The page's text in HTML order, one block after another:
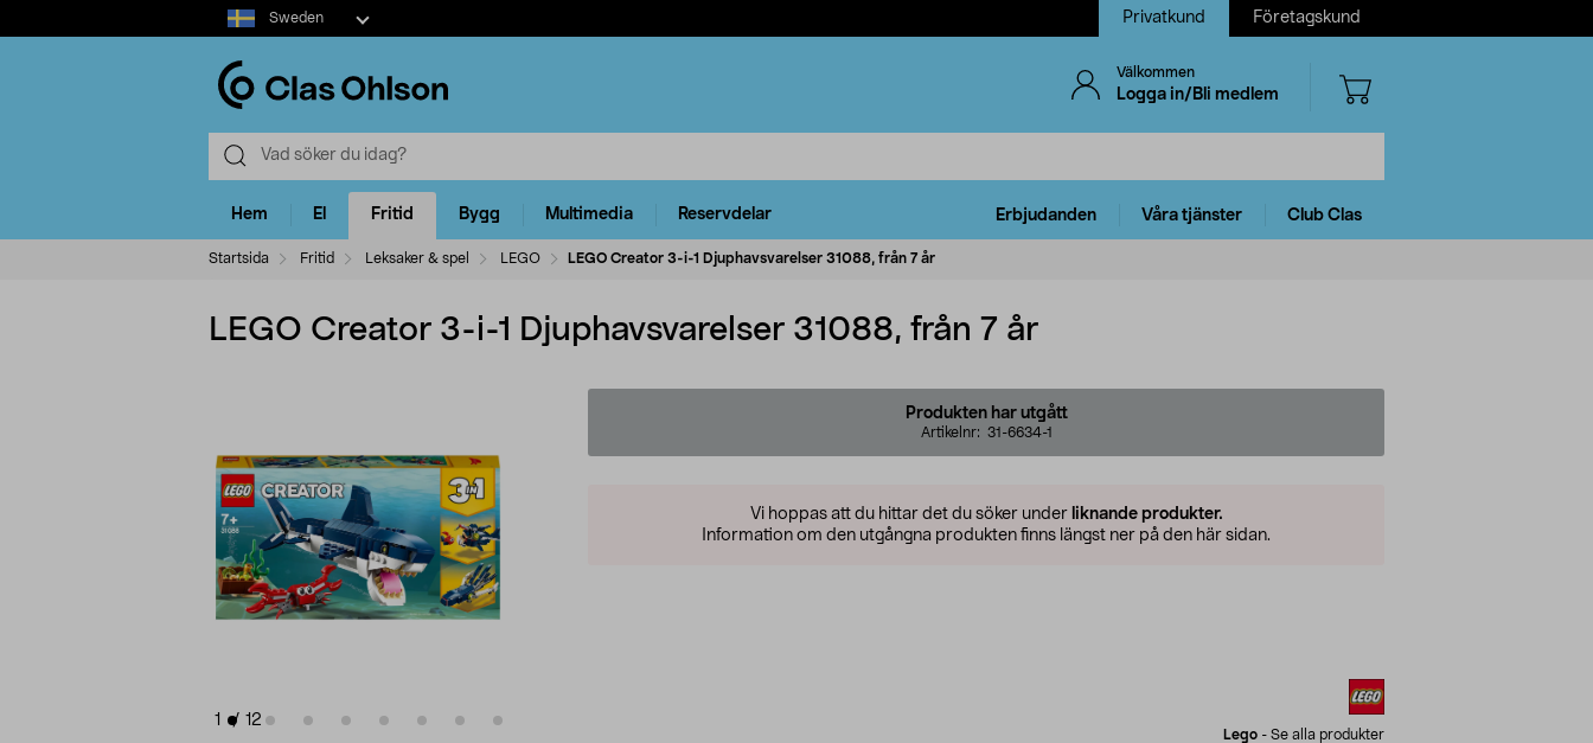
Select
market
Sweden Privatkund Företagskund
Välkommen
Logga in/Bli medlem
Hem El Fritid Bygg Multimedia Reservdelar Erbjudanden Våra tjänster Club Clas
Startsida Fritid Leksaker & spel LEGO LEGO Creator 3-i-1 Djuphavsvarelser 31088, från 7 år
LEGO Creator 3-i-1 Djuphavsvarelser 31088, från 7 år
1 / 12
Produkten har utgått
Artikelnr: 31-6634-1
Vi hoppas att du hittar det du söker under liknande produkter.
Information om den utgångna produkten finns längst ner på den här sidan.
Lego - Se alla produkter